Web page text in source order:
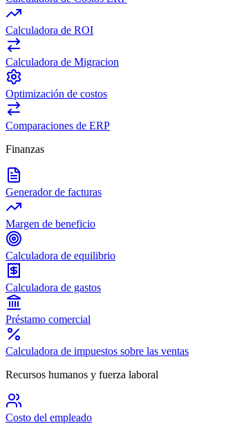
Calculadora de ROI
Calculadora de Migracion
Optimización de costos
Comparaciones de ERP
Finanzas
Generador de facturas
Margen de beneficio
Calculadora de equilibrio
Calculadora de gastos
Préstamo comercial
Calculadora de impuestos sobre las ventas
Recursos humanos y fuerza laboral
Costo del empleado